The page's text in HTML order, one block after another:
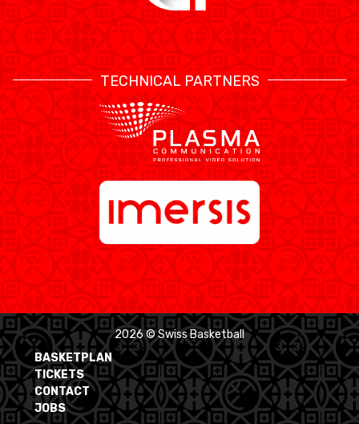
TECHNICAL PARTNERS
2026 © Swiss Basketball
BASKETPLAN
TICKETS
CONTACT
JOBS